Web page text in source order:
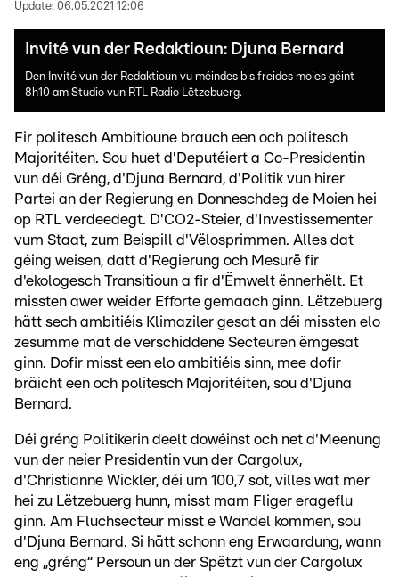
Update: 06.05.2021 12:06
Invité vun der Redaktioun: Djuna Bernard
Den Invité vun der Redaktioun vu méindes bis freides moies géint
8h10 am Studio vun RTL Radio Lëtzebuerg.
Fir politesch Ambitioune brauch een och politesch
Majoritéiten. Sou huet d'Deputéiert a Co-Presidentin
vun déi Gréng, d'Djuna Bernard, d'Politik vun hirer
Partei an der Regierung en Donneschdeg de Moien hei
op RTL verdeedegt. D'CO2-Steier, d'Investissementer
vum Staat, zum Beispill d'Vëlosprimmen. Alles dat
géing weisen, datt d'Regierung och Mesurë fir
d'ekologesch Transitioun a fir d'Ëmwelt ënnerhëlt. Et
missten awer weider Efforte gemaach ginn. Lëtzebuerg
hätt sech ambitiéis Klimaziler gesat an déi missten elo
zesumme mat de verschiddene Secteuren ëmgesat
ginn. Dofir misst een elo ambitiéis sinn, mee dofir
bräicht een och politesch Majoritéiten, sou d'Djuna
Bernard.
Déi gréng Politikerin deelt dowéinst och net d'Meenung
vun der neier Presidentin vun der Cargolux,
d'Christianne Wickler, déi um 100,7 sot, villes wat mer
hei zu Lëtzebuerg hunn, misst mam Fliger erageflu
ginn. Am Fluchsecteur misst e Wandel kommen, sou
d'Djuna Bernard. Si hätt schonn eng Erwaardung, wann
eng „gréng“ Persoun un der Spëtzt vun der Cargolux